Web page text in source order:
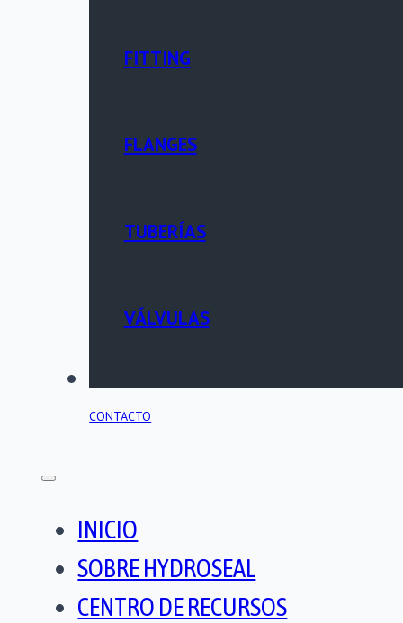
FITTING
FLANGES
TUBERÍAS
VÁLVULAS
CONTACTO
INICIO
SOBRE HYDROSEAL
CENTRO DE RECURSOS